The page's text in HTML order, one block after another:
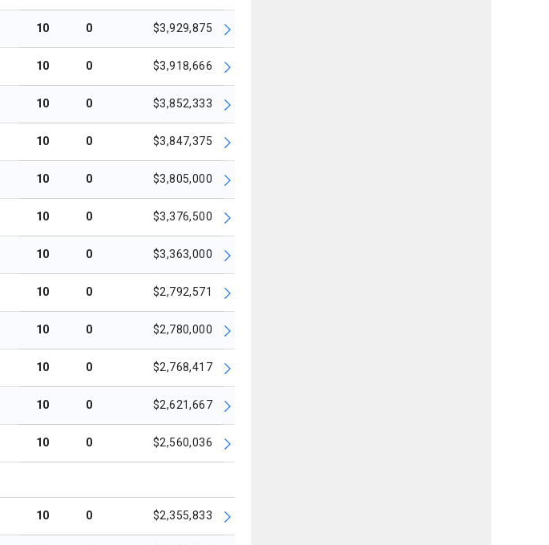
10 0 $3,929,875
10 0 $3,918,666
10 0 $3,852,333
10 0 $3,847,375
10 0 $3,805,000
10 0 $3,376,500
10 0 $3,363,000
10 0 $2,792,571
10 0 $2,780,000
10 0 $2,768,417
10 0 $2,621,667
10 0 $2,560,036
10 0 $2,355,833